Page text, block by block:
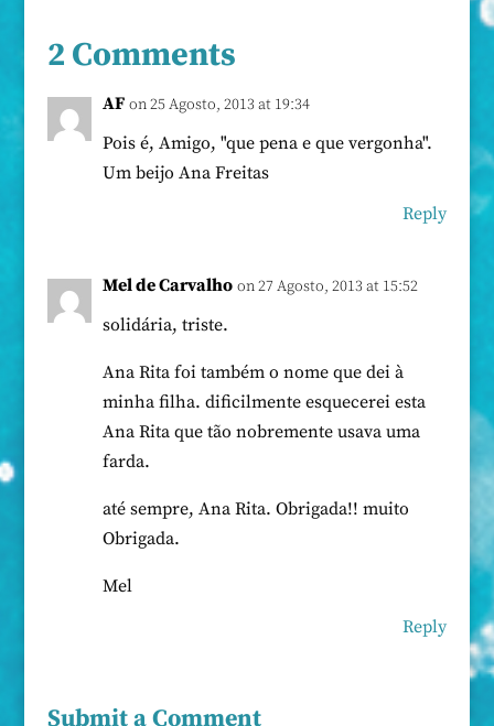
2 Comments
AF on 25 Agosto, 2013 at 19:34
Pois é, Amigo, "que pena e que vergonha".
Um beijo Ana Freitas
Reply
Mel de Carvalho on 27 Agosto, 2013 at 15:52
solidária, triste.
Ana Rita foi também o nome que dei à
minha filha. dificilmente esquecerei esta
Ana Rita que tão nobremente usava uma
farda.
até sempre, Ana Rita. Obrigada!! muito
Obrigada.
Mel
Reply
Submit a Comment